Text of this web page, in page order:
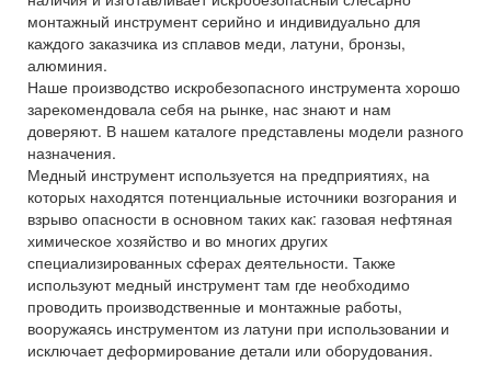
монтажный инструмент серийно и индивидуально для
каждого заказчика из сплавов меди, латуни, бронзы,
алюминия.
Наше производство искробезопасного инструмента хорошо
зарекомендовала себя на рынке, нас знают и нам
доверяют. В нашем каталоге представлены модели разного
назначения.
Медный инструмент используется на предприятиях, на
которых находятся потенциальные источники возгорания и
взрыво опасности в основном таких как: газовая нефтяная
химическое хозяйство и во многих других
специализированных сферах деятельности. Также
используют медный инструмент там где необходимо
проводить производственные и монтажные работы,
вооружаясь инструментом из латуни при использовании и
исключает деформирование детали или оборудования.